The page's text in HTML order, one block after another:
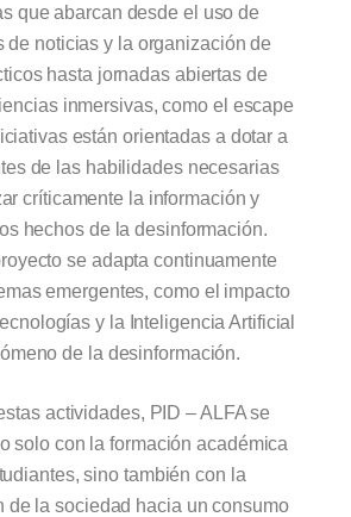
que abarcan desde el uso de
de noticias y la organización de
hasta jornadas abiertas de
inmersivas, como el escape
están orientadas a dotar a
de las habilidades necesarias
críticamente la información y
hechos de la desinformación.
se adapta continuamente
emergentes, como el impacto
y la Inteligencia Artificial
de la desinformación.
actividades, PID – ALFA se
solo con la formación académica
sino también con la
de la sociedad hacia un consumo